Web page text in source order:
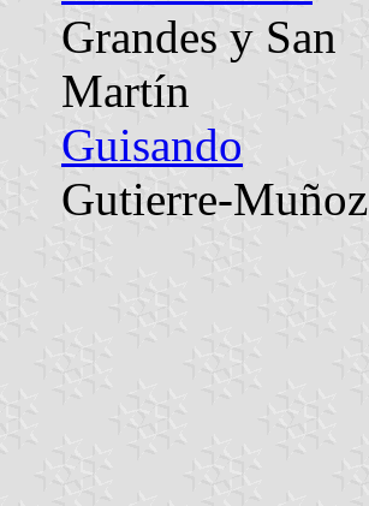
Grandes y San
Martín
Guisando
Gutierre-Muñoz